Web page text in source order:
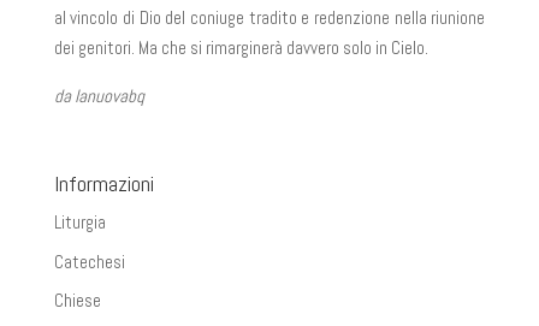
al vincolo di Dio del coniuge tradito e redenzione nella riunione
dei genitori. Ma che si rimarginerà davvero solo in Cielo.
da lanuovabq
Informazioni
Liturgia
Catechesi
Chiese